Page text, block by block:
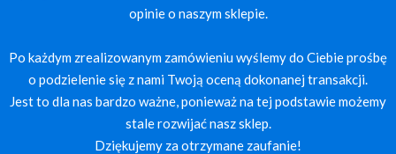
opinie o naszym sklepie.
Po każdym zrealizowanym zamówieniu wyślemy do Ciebie prośbę
o podzielenie się z nami Twoją oceną dokonanej transakcji.
Jest to dla nas bardzo ważne, ponieważ na tej podstawie możemy
stale rozwijać nasz sklep.
Dziękujemy za otrzymane zaufanie!